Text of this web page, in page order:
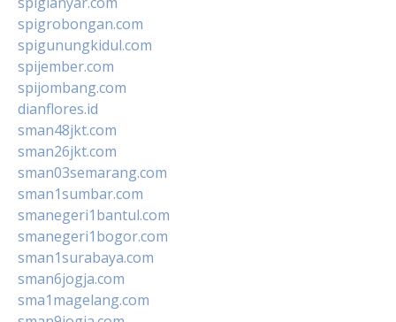
spigrobongan.com
spigunungkidul.com
spijember.com
spijombang.com
dianflores.id
sman48jkt.com
sman26jkt.com
sman03semarang.com
sman1sumbar.com
smanegeri1bantul.com
smanegeri1bogor.com
sman1surabaya.com
sman6jogja.com
sma1magelang.com